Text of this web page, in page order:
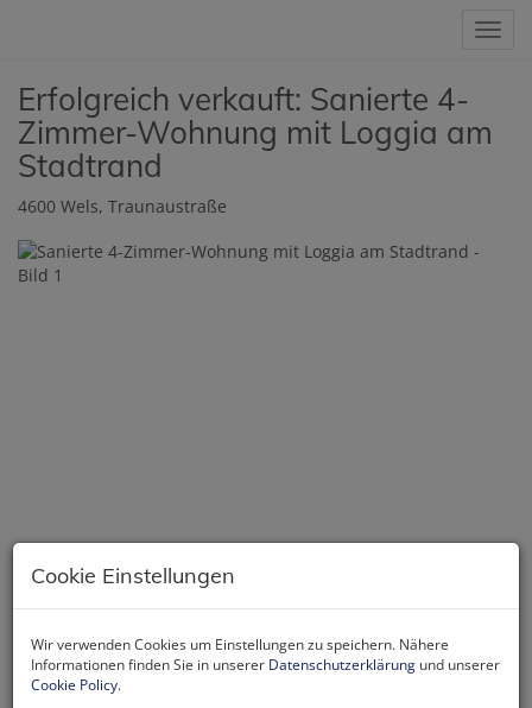
Erfolgreich verkauft: Sanierte 4-
Zimmer-Wohnung mit Loggia am
Stadtrand
4600 Wels, Traunaustraße
Cookie Einstellungen
Wir verwenden Cookies um Einstellungen zu speichern. Nähere
Informationen finden Sie in unserer Datenschutzerklärung und unserer
Cookie Policy.